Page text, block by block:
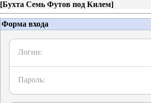
[Бухта Семь Футов под Килем]
Форма входа
Логин:
Пароль: